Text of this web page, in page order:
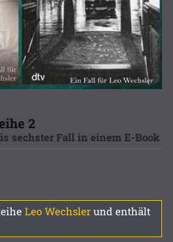
2
sechster Fall in einem E-Book
Leo Wechsler und enthält